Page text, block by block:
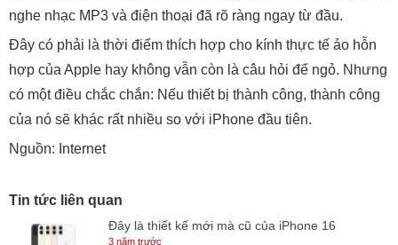
nghe nhạc MP3 và điện thoại đã rõ ràng ngay từ đầu.
Đây có phải là thời điểm thích hợp cho kính thực tế ảo hỗn
hợp của Apple hay không vẫn còn là câu hỏi để ngỏ. Nhưng
có một điều chắc chắn: Nếu thiết bị thành công, thành công
của nó sẽ khác rất nhiều so với iPhone đầu tiên.
Nguồn: Internet
Tin tức liên quan
Đây là thiết kế mới mà cũ của iPhone 16
3 năm trước